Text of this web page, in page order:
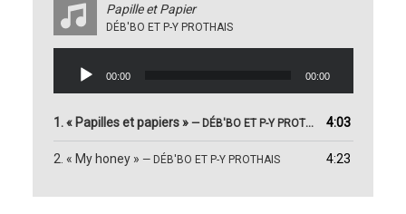
Papille et Papier
DÉB'BO ET P-Y PROTHAIS
00:00 00:00
1.« Papilles et papiers » — DÉB'BO ET P-Y PROTHAIS 4:03
2. « My honey » — DÉB'BO ET P-Y PROTHAIS 4:23